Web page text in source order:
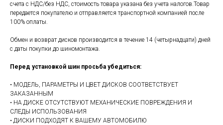
счета с НДС/без НДС, стоимость товара указана без учета налогов.Товар
передается покупателю и отправляется транспортной компанией после
100% оплаты.
Обмен и возврат дисков производится в течение 14 (четырнадцати) дней
с даты покупки до шиномонтажа.
Перед установкой шин просьба убедиться:
• МОДЕЛЬ, ПАРАМЕТРЫ И ЦВЕТ ДИСКОВ СООТВЕТСТВУЕТ
ЗАКАЗАННЫМ
• НА ДИСКЕ ОТСУТСТВУЮТ МЕХАНИЧЕСКИЕ ПОВРЕЖДЕНИЯ И
СЛЕДЫ ИСПОЛЬЗОВАНИЯ
• ДИСКИ ПОДХОДЯТ К ВАШЕМУ АВТОМОБИЛЮ